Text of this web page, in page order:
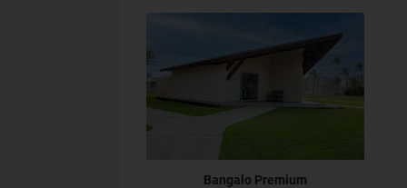
Bangalo Premium